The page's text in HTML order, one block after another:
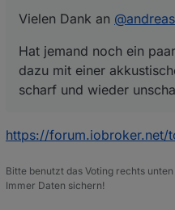
Vielen Dank an @
Hat jemand noch ein
dazu mit einer
scharf und wieder
https://forum.iobroker.net/
Bitte benutzt das Voting rechts
Immer Daten sichern!